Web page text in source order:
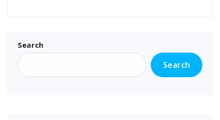
Search
Search